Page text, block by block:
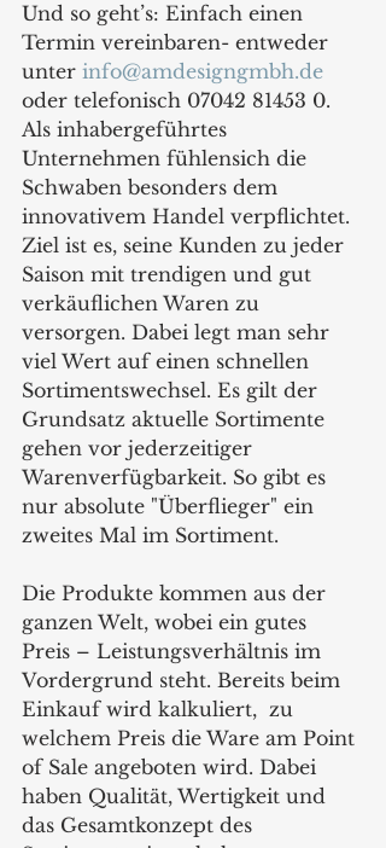
Und so geht’s: Einfach einen
Termin vereinbaren- entweder
unter info@amdesigngmbh.de
oder telefonisch 07042 81453 0.
Als inhabergeführtes
Unternehmen fühlensich die
Schwaben besonders dem
innovativem Handel verpflichtet.
Ziel ist es, seine Kunden zu jeder
Saison mit trendigen und gut
verkäuflichen Waren zu
versorgen. Dabei legt man sehr
viel Wert auf einen schnellen
Sortimentswechsel. Es gilt der
Grundsatz aktuelle Sortimente
gehen vor jederzeitiger
Warenverfügbarkeit. So gibt es
nur absolute "Überflieger" ein
zweites Mal im Sortiment.
Die Produkte kommen aus der
ganzen Welt, wobei ein gutes
Preis – Leistungsverhältnis im
Vordergrund steht. Bereits beim
Einkauf wird kalkuliert,  zu
welchem Preis die Ware am Point
of Sale angeboten wird. Dabei
haben Qualität, Wertigkeit und
das Gesamtkonzept des